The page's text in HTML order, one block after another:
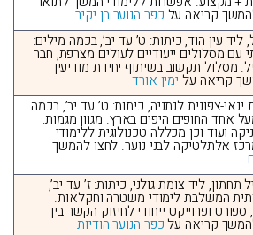
קריאה על כפר הנוער בן יקיר
ליד עין הוד, כיתות: ט’ עד יב’, בכמה מילים:
עם מסלולים ייעודיים לעולים מצרפת, חבר
מסלול תקשוב בשיתוף יחידת מודיעין
קריאה על ימין אורד
ינאי-צפונית לנתניה, כיתות: ט’ עד יב’, בכמה
אחד החופים היפים בארץ. מגוון מגמות:
ועוד וכן מכללה טכנולוגית ללימודי
אלתלטיקה לבני נוער. לחצו להמשך
תחתון, ליד צומת גולני, כיתות: ז’ עד יב’,
המשלבת לימודי משטרה וחקלאות.
ופרוייקט ייחודי לחיזוק הקשר בין
קריאה עלכפר הנוער הודיות